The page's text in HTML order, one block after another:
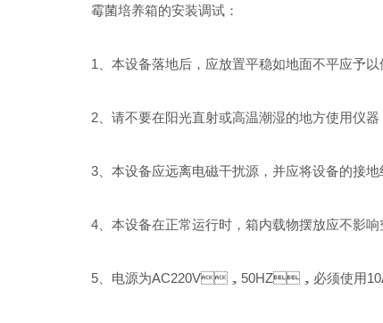
霉菌培养箱的安装调试：
1、本设备落地后，应放置平稳如地面不平应予以修
2、请不要在阳光直射或高温潮湿的地方使用仪器
3、本设备应远离电磁干扰源，并应将设备的接地线
4、本设备在正常运行时，箱内载物摆放应不影响
5、电源为AC220V，50HZ，必须使用10A三芯